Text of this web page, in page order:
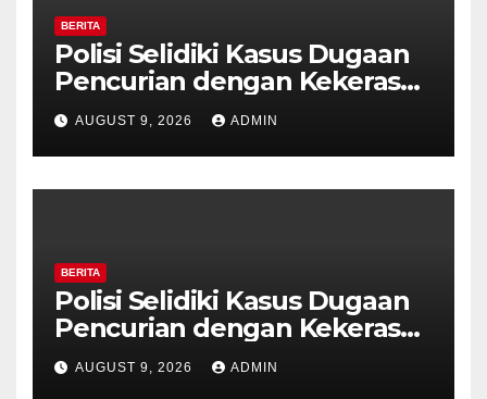
BERITA
Polisi Selidiki Kasus Dugaan
Pencurian dengan Kekerasan
di Counter HP Royal Phone
Ambarawa.
AUGUST 9, 2026 ADMIN
BERITA
Polisi Selidiki Kasus Dugaan
Pencurian dengan Kekerasan
di Counter HP Royal Phone
Ambarawa.
AUGUST 9, 2026 ADMIN